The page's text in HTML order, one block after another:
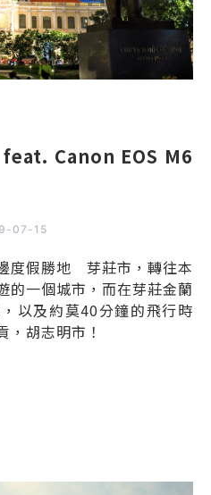
Canon EOS M6
07-15
假勝地 芽莊市，轉往本
的一個城市，而在芽莊金蘭
以及約莫40分鐘的飛行時
，胡志明市！